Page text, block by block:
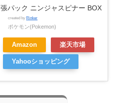
張パック ニンジャスピナー BOX
created by Rinker
ポケモン(Pokemon)
Amazon 楽天市場
Yahooショッピング